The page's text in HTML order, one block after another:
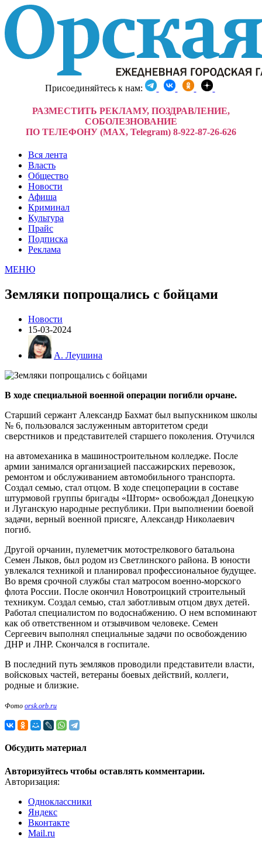
Присоединяйтесь к нам:
РАЗМЕСТИТЬ РЕКЛАМУ, ПОЗДРАВЛЕНИЕ,
СОБОЛЕЗНОВАНИЕ
ПО ТЕЛЕФОНУ (MAX, Telegram) 8-922-87-26-626
Вся лента
Власть
Общество
Новости
Афиша
Криминал
Культура
Прайс
Подписка
Реклама
МЕНЮ
Земляки попрощались с бойцами
Новости
15-03-2024
А. Леушина
В ходе специальной военной операции погибли орчане.
Старший сержант Александр Бахмат был выпускником школы
№ 6, пользовался заслуженным авторитетом среди
сверстников и представителей старшего поколения. Отучился
на автомеханика в машиностроительном колледже. После
армии занимался организацией пассажирских перевозок,
ремонтом и обслуживанием автомобильного транспорта.
Создал семью, стал отцом. В ходе спецоперации в составе
штурмовой группы бригады «Шторм» освобождал Донецкую
и Луганскую народные республики. При выполнении боевой
задачи, верный военной присяге, Александр Николаевич
погиб.
Другой орчанин, пулеметчик мотострелкового батальона
Семен Лыков, был родом из Светлинского района. В юности
увлекался техникой и планировал профессиональное будущее.
Во время срочной службы стал матросом военно-морского
флота России. После окончил Новотроицкий строительный
техникум. Создал семью, стал заботливым отцом двух детей.
Работал специалистом по водоснабжению. О нем вспоминают
как об ответственном и отзывчивом человеке. Семен
Сергеевич выполнял специальные задачи по освобождению
ДНР и ЛНР. Скончался в госпитале.
В последний путь земляков проводили представители власти,
войсковых частей, ветераны боевых действий, коллеги,
родные и близкие.
Фото orsk.orb.ru
Обсудить материал
Авторизуйтесь чтобы оставлять комментарии.
Авторизация:
Одноклассники
Яндекс
Вконтакте
Mail.ru